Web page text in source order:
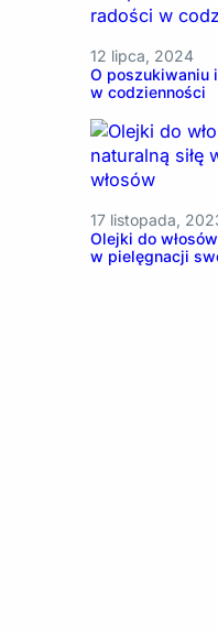
12 lipca, 2024
O poszukiwaniu
w codzienności
17 listopada,
Olejki do
w pielęgnacji